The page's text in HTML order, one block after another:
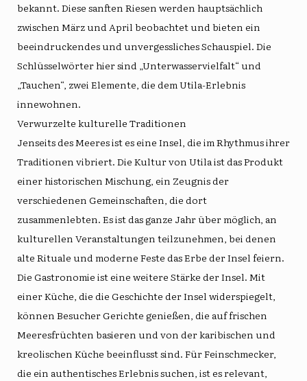
bekannt. Diese sanften Riesen werden hauptsächlich
zwischen März und April beobachtet und bieten ein
beeindruckendes und unvergessliches Schauspiel. Die
Schlüsselwörter hier sind „Unterwasservielfalt“ und
„Tauchen“, zwei Elemente, die dem Utila-Erlebnis
innewohnen.
Verwurzelte kulturelle Traditionen
Jenseits des Meeres ist es eine Insel, die im Rhythmus ihrer
Traditionen vibriert. Die Kultur von Utila ist das Produkt
einer historischen Mischung, ein Zeugnis der
verschiedenen Gemeinschaften, die dort
zusammenlebten. Es ist das ganze Jahr über möglich, an
kulturellen Veranstaltungen teilzunehmen, bei denen
alte Rituale und moderne Feste das Erbe der Insel feiern.
Die Gastronomie ist eine weitere Stärke der Insel. Mit
einer Küche, die die Geschichte der Insel widerspiegelt,
können Besucher Gerichte genießen, die auf frischen
Meeresfrüchten basieren und von der karibischen und
kreolischen Küche beeinflusst sind. Für Feinschmecker,
die ein authentisches Erlebnis suchen, ist es relevant,